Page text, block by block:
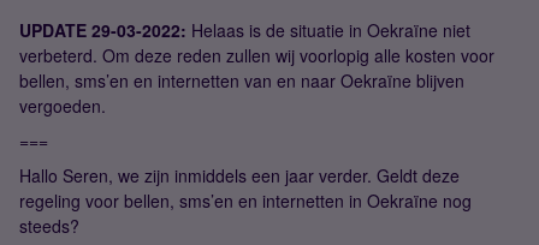
UPDATE 29-03-2022: Helaas is de situatie in Oekraïne niet
verbeterd. Om deze reden zullen wij voorlopig alle kosten voor
bellen, sms’en en internetten van en naar Oekraïne blijven
vergoeden.
===
Hallo Seren, we zijn inmiddels een jaar verder. Geldt deze
regeling voor bellen, sms’en en internetten in Oekraïne ​​​​nog
steeds?